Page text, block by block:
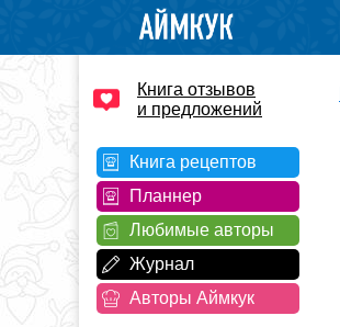
Книга отзывов
и предложений
Книга рецептов
Планнер
Любимые авторы
Журнал
Авторы Аймкук